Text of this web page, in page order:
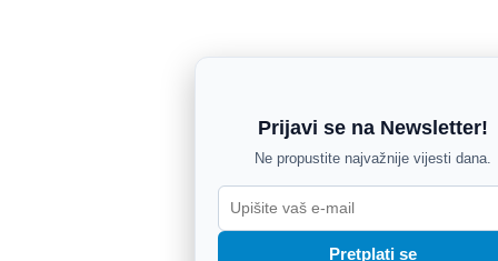
Prijavi se na Newsletter!
Ne propustite najvažnije vijesti dana.
Pretplati se